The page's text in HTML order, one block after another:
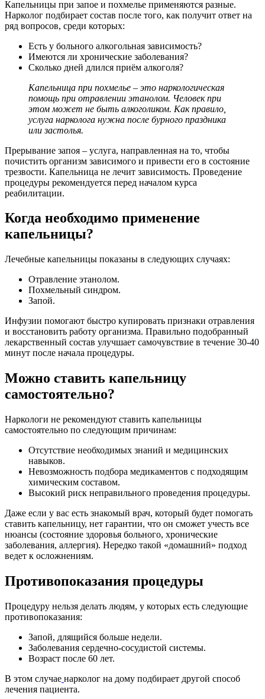
Капельницы при запое и похмелье применяются разные.
Нарколог подбирает состав после того, как получит ответ на
ряд вопросов, среди которых:
Есть у больного алкогольная зависимость?
Имеются ли хронические заболевания?
Сколько дней длился приём алкоголя?
Капельница при похмелье – это наркологическая
помощь при отравлении этанолом. Человек при
этом может не быть алкоголиком. Как правило,
услуга нарколога нужна после бурного праздника
или застолья.
Прерывание запоя – услуга, направленная на то, чтобы
почистить организм зависимого и привести его в состояние
трезвости. Капельница не лечит зависимость. Проведение
процедуры рекомендуется перед началом курса
реабилитации.
Когда необходимо применение
капельницы?
Лечебные капельницы показаны в следующих случаях:
Отравление этанолом.
Похмельный синдром.
Запой.
Инфузии помогают быстро купировать признаки отравления
и восстановить работу организма. Правильно подобранный
лекарственный состав улучшает самочувствие в течение 30-40
минут после начала процедуры.
Можно ставить капельницу
самостоятельно?
Наркологи не рекомендуют ставить капельницы
самостоятельно по следующим причинам:
Отсутствие необходимых знаний и медицинских
навыков.
Невозможность подбора медикаментов с подходящим
химическим составом.
Высокий риск неправильного проведения процедуры.
Даже если у вас есть знакомый врач, который будет помогать
ставить капельницу, нет гарантии, что он сможет учесть все
нюансы (состояние здоровья больного, хронические
заболевания, аллергия). Нередко такой «домашний» подход
ведет к осложнениям.
Противопоказания процедуры
Процедуру нельзя делать людям, у которых есть следующие
противопоказания:
Запой, длящийся больше недели.
Заболевания сердечно-сосудистой системы.
Возраст после 60 лет.
В этом случае нарколог на дому подбирает другой способ
лечения пациента.